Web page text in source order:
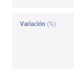
Variación (%)